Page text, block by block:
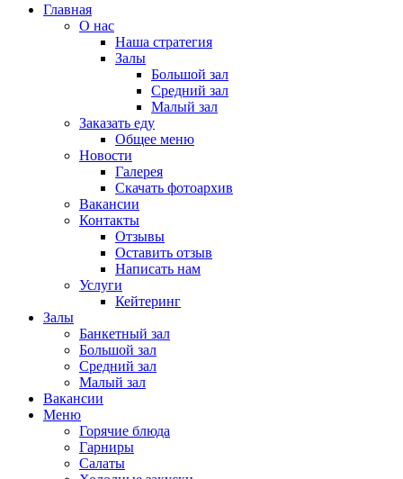
Главная
О нас
Наша стратегия
Залы
Большой зал
Средний зал
Малый зал
Заказать еду
Общее меню
Новости
Галерея
Скачать фотоархив
Вакансии
Контакты
Отзывы
Оставить отзыв
Написать нам
Услуги
Кейтеринг
Залы
Банкетный зал
Большой зал
Средний зал
Малый зал
Вакансии
Меню
Горячие блюда
Гарниры
Салаты